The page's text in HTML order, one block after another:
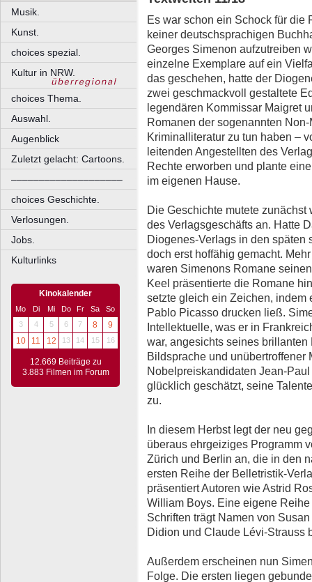
Musik.
Kunst.
choices spezial.
Kultur in NRW.
choices Thema.
Auswahl.
Augenblick
Zuletzt gelacht: Cartoons.
––––––––––––––––––––
choices Geschichte.
Verlosungen.
Jobs.
Kulturlinks
Kinokalender
Mo Di Mi Do Fr Sa
So
3
4 5 6 7 8
9
10
11 12 13 14 15 16
12.669 Beiträge zu
3.883 Filmen im Forum
Es war schon ein Schock für die
keiner deutschsprachigen
Georges Simenon aufzutreiben
einzelne Exemplare auf ein
das geschehen, hatte der
zwei geschmackvoll gestaltete
legendären Kommissar Maigret
Romanen der sogenannten
Kriminalliteratur zu tun haben –
leitenden Angestellten des
Rechte erworben und plante
im eigenen Hause.
Die Geschichte mutete
des Verlagsgeschäfts an. Hatte
Diogenes-Verlags in den
doch erst hoffähig gemacht.
waren Simenons Romane
Keel präsentierte die Romane
setzte gleich ein Zeichen, indem
Pablo Picasso drucken ließ.
Intellektuelle, was er in
war, angesichts seines
Bildsprache und
Nobelpreiskandidaten Jean-
glücklich geschätzt, seine
zu.
In diesem Herbst legt der neu
überaus ehrgeiziges Programm
Zürich und Berlin an, die in den
ersten Reihe der Belletristik-
präsentiert Autoren wie Astrid
William Boys. Eine eigene
Schriften trägt Namen von
Didion und Claude Lévi-Strauss
Außerdem erscheinen nun
Folge. Die ersten liegen